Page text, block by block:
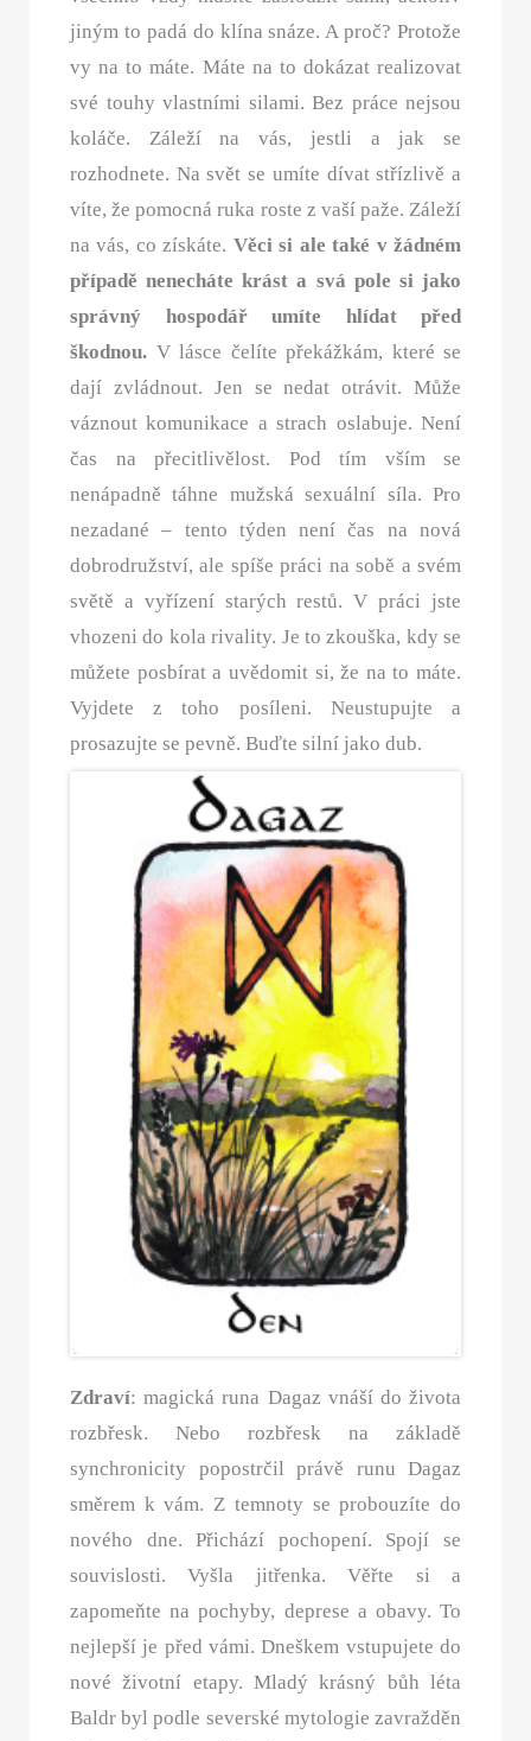
jiným to padá do klína snáze. A proč? Protože
vy na to máte. Máte na to dokázat realizovat
své touhy vlastními silami. Bez práce nejsou
koláče. Záleží na vás, jestli a jak se
rozhodnete. Na svět se umíte dívat střízlivě a
víte, že pomocná ruka roste z vaší paže. Záleží
na vás, co získáte. Věci si ale také v žádném
případě nenecháte krást a svá pole si jako
správný hospodář umíte hlídat před
škodnou. V lásce čelíte překážkám, které se
dají zvládnout. Jen se nedat otrávit. Může
váznout komunikace a strach oslabuje. Není
čas na přecitlivělost. Pod tím vším se
nenápadně táhne mužská sexuální síla. Pro
nezadané – tento týden není čas na nová
dobrodružství, ale spíše práci na sobě a svém
světě a vyřízení starých restů. V práci jste
vhozeni do kola rivality. Je to zkouška, kdy se
můžete posbírat a uvědomit si, že na to máte.
Vyjdete z toho posíleni. Neustupujte a
prosazujte se pevně. Buďte silní jako dub.
Zdraví: magická runa Dagaz vnáší do života
rozbřesk. Nebo rozbřesk na základě
synchronicity popostrčil právě runu Dagaz
směrem k vám. Z temnoty se probouzíte do
nového dne. Přichází pochopení. Spojí se
souvislosti. Vyšla jitřenka. Věřte si a
zapomeňte na pochyby, deprese a obavy. To
nejlepší je před vámi. Dneškem vstupujete do
nové životní etapy. Mladý krásný bůh léta
Baldr byl podle severské mytologie zavražděn